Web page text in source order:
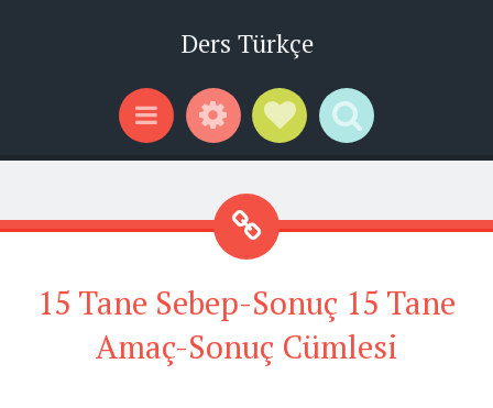
Ders Türkçe
Menu WidgetsSocial Links
Search
15 Tane Sebep-Sonuç 15 Tane
Amaç-Sonuç Cümlesi